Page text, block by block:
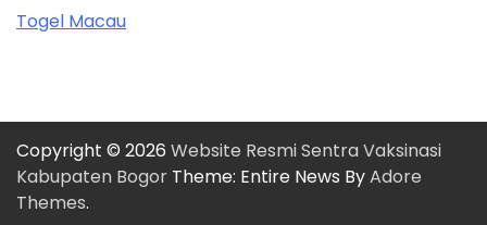
Togel Macau
Copyright © 2026 Website Resmi Sentra Vaksinasi
Kabupaten Bogor Theme: Entire News ByAdore
Themes.